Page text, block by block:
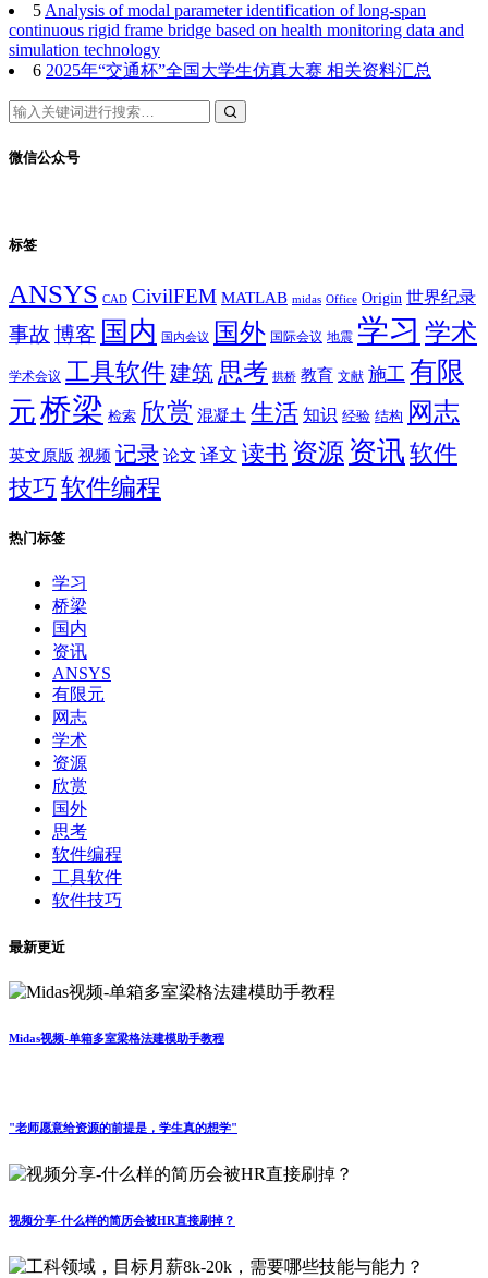
5Analysis of modal parameter identification of long-span
continuous rigid frame bridge based on health monitoring data and
simulation technology
6 2025年“交通杯”全国大学生仿真大赛 相关资料汇总
微信公众号
标签
ANSYS CAD CivilFEM MATLAB midas Office Origin 世界纪录
事故 博客 国内 国内会议 国外 国际会议 地震 学习 学术
学术会议 工具软件建筑 思考 拱桥 教育 文献 施工 有限
元桥梁 检索 欣赏 混凝土 生活 知识 经验 结构 网志
英文原版 视频 记录 论文 译文 读书 资源 资讯 软件
技巧 软件编程
热门标签
学习
桥梁
国内
资讯
ANSYS
有限元
网志
学术
资源
欣赏
国外
思考
软件编程
工具软件
软件技巧
最新更近
Midas视频-单箱多室梁格法建模助手教程
"老师愿意给资源的前提是，学生真的想学"
视频分享-什么样的简历会被HR直接刷掉？